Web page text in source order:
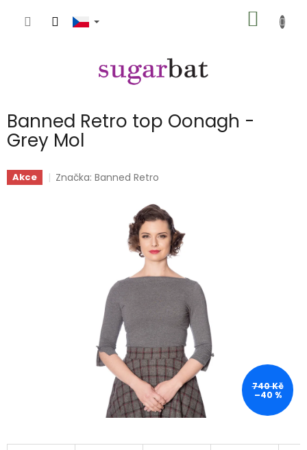
KOŠÍK
Banned Retro top Oonagh -
Grey Mol
Akce Značka:Banned Retro
740 Kč
–40 %